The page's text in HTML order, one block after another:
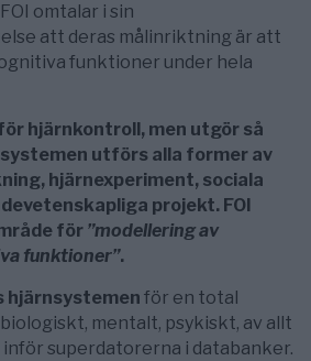
omtalar i sin
att deras målinriktning är att
funktioner under hela
hjärnkontroll, men utgör så
utförs alla former av
hjärnexperiment, sociala
projekt. FOI
för ”modellering av
funktioner”.
hjärnsystemen för en total
mentalt, psykiskt, av allt
superdatorerna i databanker.